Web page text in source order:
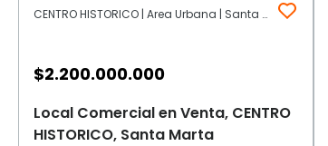
CENTRO HISTORICO | Area Urbana | Santa Marta
$2.200.000.000
Local Comercial en Venta, CENTRO
HISTORICO, Santa Marta